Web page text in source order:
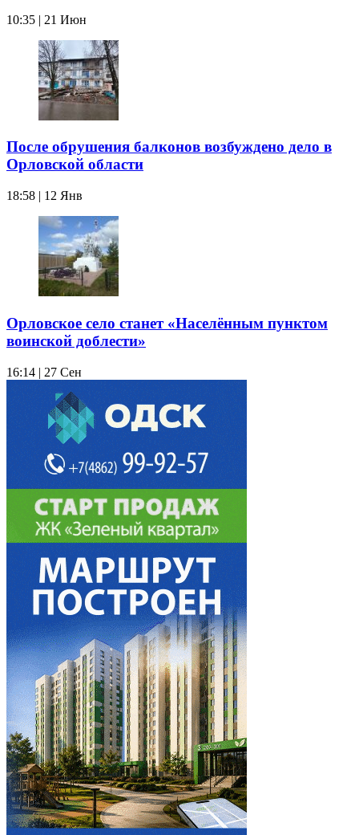
10:35 | 21 Июн
После обрушения балконов возбуждено дело в
Орловской области
18:58 | 12 Янв
Орловское село станет «Населённым пунктом
воинской доблести»
16:14 | 27 Сен